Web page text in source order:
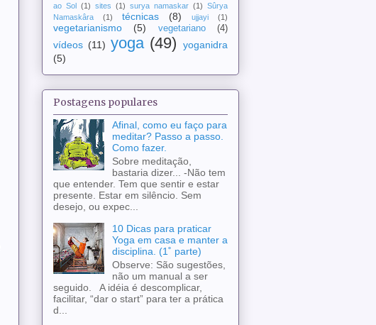
ao Sol (1) sites (1) surya namaskar (1) Sûrya
Namaskâra
(1) técnicas (8) ujjayi (1)
vegetarianismo (5) vegetariano (4)
vídeos (11) yoga (49)
yoganidra
(5)
Postagens populares
Afinal, como eu faço para
meditar? Passo a passo.
Como fazer.
Sobre meditação,
bastaria dizer... -Não tem
que entender. Tem que sentir e estar
presente. Estar em silêncio. Sem
desejo, ou expec...
10 Dicas para praticar
Yoga em casa e manter a
disciplina. (1˚ parte)
Observe: São sugestões,
não um manual a ser
seguido. A idéia é descomplicar,
facilitar, “dar o start” para ter a prática
d...